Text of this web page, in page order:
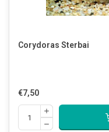
Corydoras Sterbai
€7,50